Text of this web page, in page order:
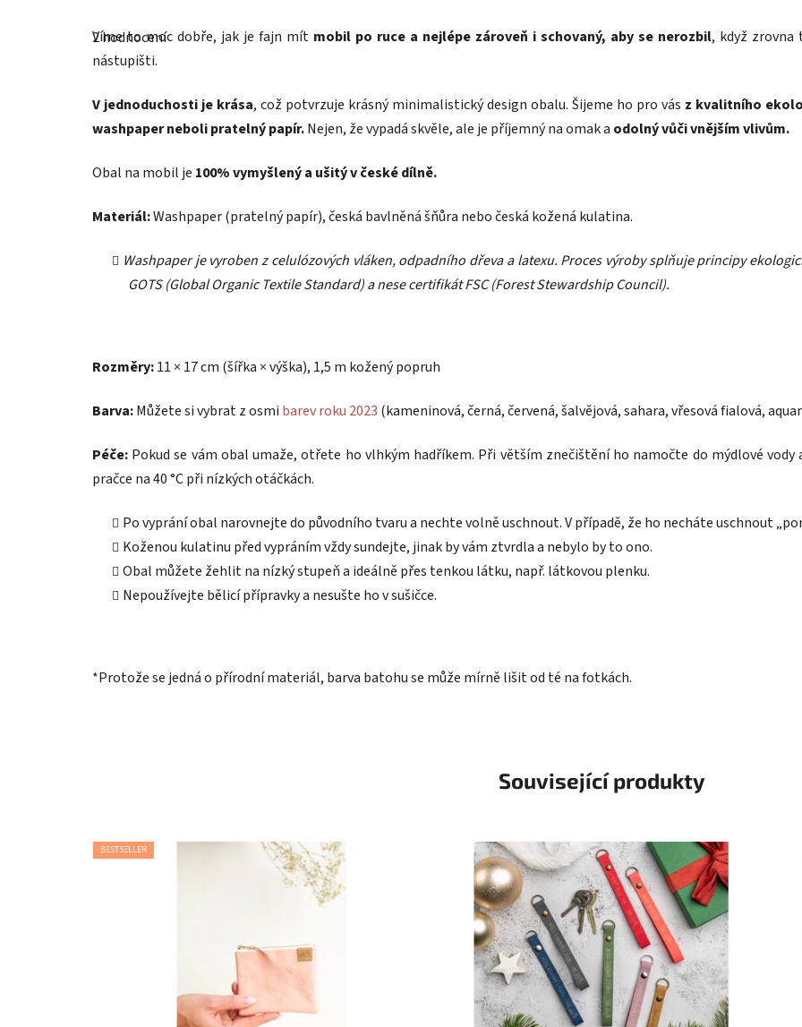
hodnocení
produktu
je
5,0
5
hvězdiček.
2 hodnocení
Víme to moc dobře, jak je fajn mít mobil po ruce a nejlépe zároveň i schovaný, aby se nerozbil, když
nástupišti.
V jednoduchosti je krása, což potvrzuje krásný minimalistický design obalu. Šijeme ho pro vás z kvalitního
washpaper neboli pratelný papír.Nejen, že vypadá skvěle, ale je příjemný na omak a odolný vůči vnějším vlivům.
Obal na mobil je 100% vymyšlený a ušitý v české dílně.
Materiál:Washpaper (pratelný papír), česká bavlněná šňůra nebo česká kožená kulatina.
Washpaper je vyroben z celulózových vláken, odpadního dřeva a latexu. Proces výroby splňuje principy
GOTS (Global Organic Textile Standard) a nese certifikát FSC (Forest Stewardship Council).
Rozměry:11 × 17 cm (šířka × výška), 1,5 m kožený popruh
Barva:Můžete si vybrat z osmi barev roku 2023 (kameninová, černá, červená, šalvějová, sahara, vřesová fialová,
Péče: Pokud se vám obal umaže, otřete ho vlhkým hadříkem. Při větším znečištění ho namočte do mýdlové
pračce na 40 °C při nízkých otáčkách.
Po vyprání obal narovnejte do původního tvaru a nechte volně uschnout. V případě, že ho necháte uschnout
Koženou kulatinu před vypráním vždy sundejte, jinak by vám ztvrdla a nebylo by to ono.
Obal můžete žehlit na nízký stupeň a ideálně přes tenkou látku, např. látkovou plenku.
Nepoužívejte bělicí přípravky a nesušte ho v sušičce.
*Protože se jedná o přírodní materiál, barva batohu se může mírně lišit od té na fotkách.
Související produkty
BESTSELLER